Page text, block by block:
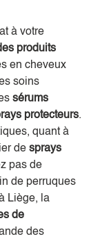
à votre
produits
en cheveux
soins
sérums
protecteurs.
quant à
de sprays
pas de
de perruques
Liège, la
de
des